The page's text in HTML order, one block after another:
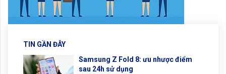
TIN GẦN ĐÂY
Samsung Z Fold 8: ưu nhược điểm
sau 24h sử dụng